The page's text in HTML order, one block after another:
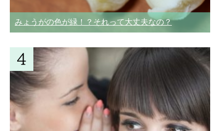
みょうがの色が緑！？それって大丈夫なの？